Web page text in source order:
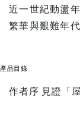
近一世紀動盪
繁華與艱難年
產品目錄
作者序 見證「